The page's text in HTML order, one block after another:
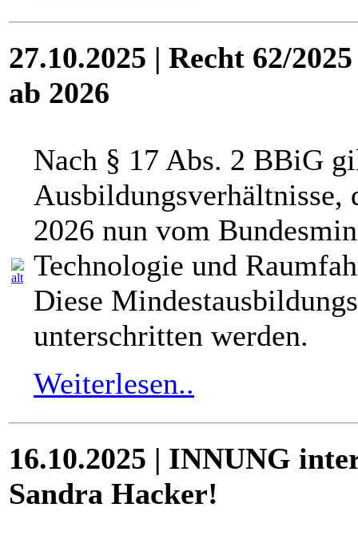
27.10.2025 | Recht 62/
ab 2026
Nach § 17 Abs. 2 BBiG
Ausbildungsverhältnisse,
2026 nun vom
Technologie und
Diese
unterschritten werden.
Weiterlesen..
16.10.2025 | INNUNG
Sandra Hacker!